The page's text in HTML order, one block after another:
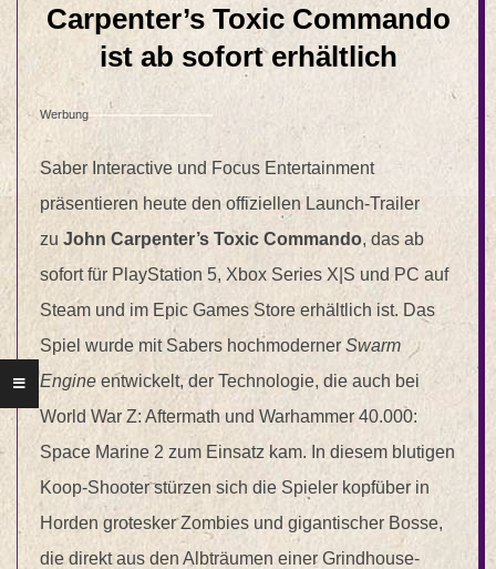
Carpenter’s ToxicCommando
ist ab sofort erhältlich
Werbung
Saber Interactive und Focus Entertainment
präsentieren heute den offiziellen Launch-Trailer
zu John Carpenter’s Toxic Commando, das ab
sofort für PlayStation 5, Xbox Series X|S und PC auf
Steam und im Epic Games Store erhältlich ist. Das
Spiel wurde mit Sabers hochmodernerSwarm
Engine entwickelt, der Technologie, die auch bei
World War Z: Aftermath und Warhammer 40.000:
Space Marine 2 zum Einsatz kam. In diesem blutigen
Koop-Shooter stürzen sich die Spieler kopfüber in
Horden grotesker Zombies und gigantischer Bosse,
die direkt aus den Albträumen einer Grindhouse-